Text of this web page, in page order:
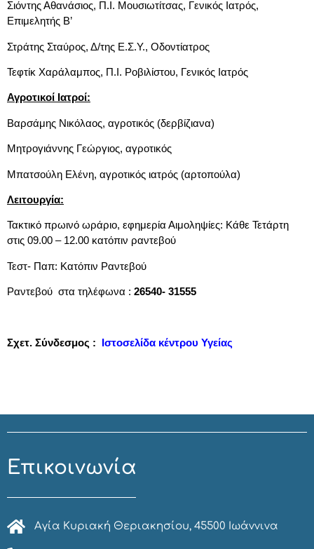
Σιόντης Αθανάσιος, Π.Ι. Μουσιωτίτσας, Γενικός Ιατρός,
Επιμελητής Β’
Στράτης Σταύρος, Δ/της Ε.Σ.Υ., Οδοντίατρος
Τεφτίκ Χαράλαμπος, Π.Ι. Ροβιλίστου, Γενικός Ιατρός
Αγροτικοί Ιατροί:
Βαρσάμης Νικόλαος, αγροτικός (δερβίζιανα)
Μητρογιάννης Γεώργιος, αγροτικός
Μπατσούλη Ελένη, αγροτικός ιατρός (αρτοπούλα)
Λειτουργία:
Τακτικό πρωινό ωράριο, εφημερία Αιμοληψίες: Κάθε Τετάρτη
στις 09.00 – 12.00 κατόπιν ραντεβού
Τεστ- Παπ: Κατόπιν Ραντεβού
Ραντεβού στα τηλέφωνα : 26540- 31555
Σχετ. Σύνδεσμος : Ιστοσελίδα κέντρου Υγείας
Επικοινωνία
Αγία Κυριακή Θεριακησίου, 45500 Ιωάννινα